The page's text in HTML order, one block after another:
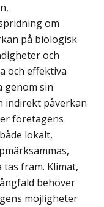
om
på biologisk
och
och effektiva
sin
indirekt påverkan
företagens
lokalt,
fram. Klimat,
behöver
möjligheter